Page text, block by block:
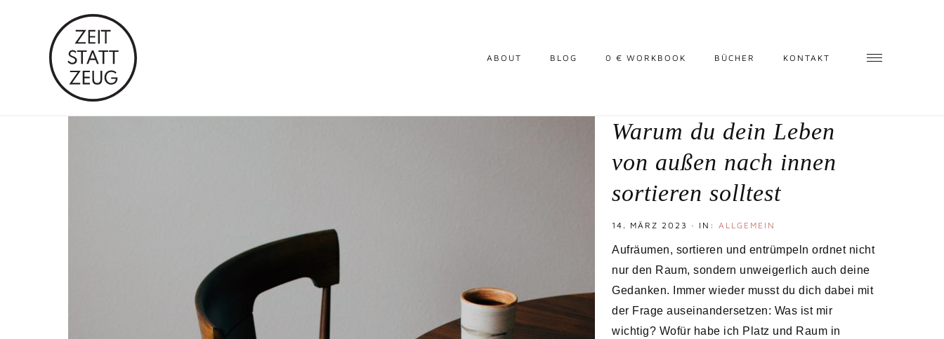
ABOUT BLOG 0 € WORKBOOK BÜCHER KONTAKT
Warum du dein Leben
von außen nach innen
sortieren solltest
14. MÄRZ 2023 · IN: ALLGEMEIN
Aufräumen, sortieren und entrümpeln ordnet nicht
nur den Raum, sondern unweigerlich auch deine
Gedanken. Immer wieder musst du dich dabei mit
der Frage auseinandersetzen: Was ist mir
wichtig? Wofür habe ich Platz und Raum in